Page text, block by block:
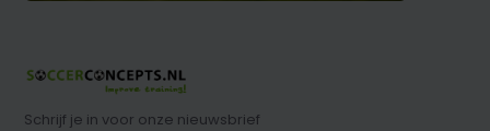
Schrijf je in voor onze nieuwsbrief